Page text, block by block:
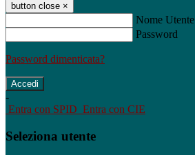
button close ×
Nome Utente
Password
Password dimenticata?
-
Entra con SPID Entra con CIE
Seleziona utente